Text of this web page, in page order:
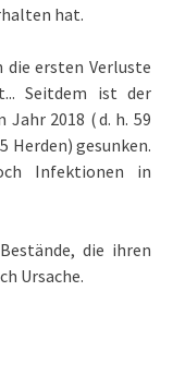
hat.
die ersten Verluste
Seitdem ist der
2018 ( d. h. 59
Herden) gesunken.
Infektionen in
die ihren
Ursache.